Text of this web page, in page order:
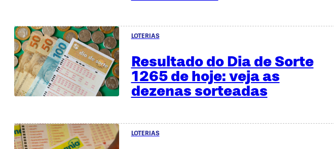
LOTERIAS
Resultado do Dia de Sorte
1265 de hoje: veja as
dezenas sorteadas
LOTERIAS